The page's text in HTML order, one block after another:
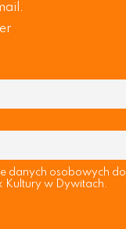
danych osobowych do
Kultury w Dywitach.